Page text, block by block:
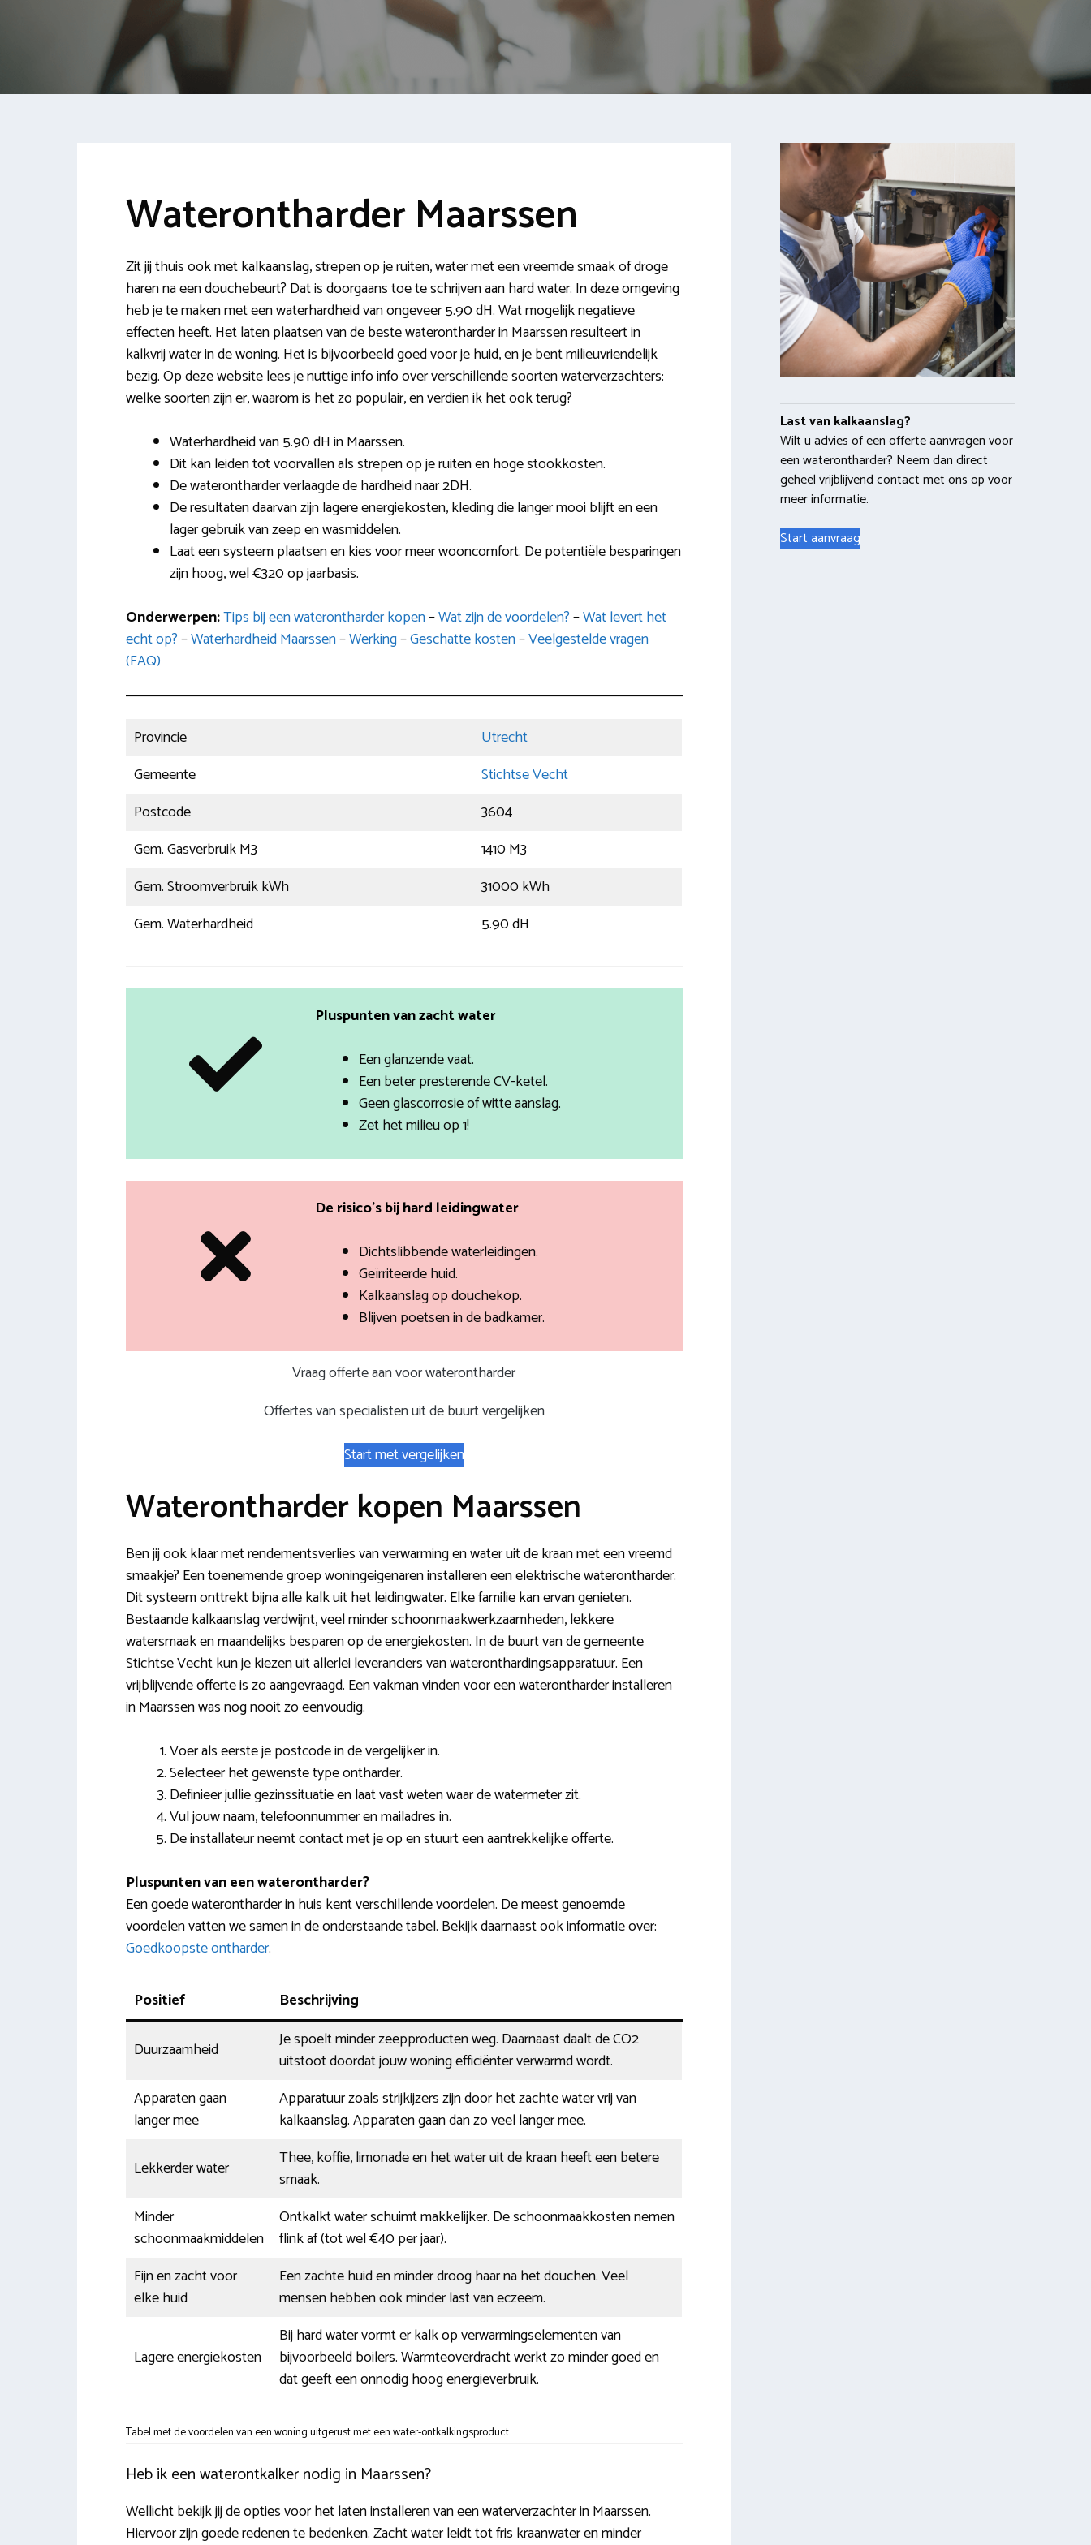
Waterontharder Maarssen
Zit jij thuis ook met kalkaanslag, strepen op je ruiten, water met een vreemde smaak of droge
haren na een douchebeurt? Dat is doorgaans toe te schrijven aan hard water. In deze omgeving
heb je te maken met een waterhardheid van ongeveer 5.90 dH. Wat mogelijk negatieve
effecten heeft. Het laten plaatsen van de beste waterontharder in Maarssen resulteert in
kalkvrij water in de woning. Het is bijvoorbeeld goed voor je huid, en je bent milieuvriendelijk
bezig. Op deze website lees je nuttige info info over verschillende soorten waterverzachters:
welke soorten zijn er, waarom is het zo populair, en verdien ik het ook terug?
Waterhardheid van 5.90 dH in Maarssen.
Dit kan leiden tot voorvallen als strepen op je ruiten en hoge stookkosten.
De waterontharder verlaagde de hardheid naar 2DH.
De resultaten daarvan zijn lagere energiekosten, kleding die langer mooi blijft en een
lager gebruik van zeep en wasmiddelen.
Laat een systeem plaatsen en kies voor meer wooncomfort. De potentiële besparingen
zijn hoog, wel €320 op jaarbasis.
Onderwerpen:Tips bij een waterontharder kopen–Wat zijn de voordelen?–Wat levert het
echt op?–Waterhardheid Maarssen–Werking–Geschatte kosten–Veelgestelde vragen
(FAQ)
Provincie
Utrecht
Gemeente
Stichtse Vecht
Postcode
3604
Gem. Gasverbruik M3
1410 M3
Gem. Stroomverbruik kWh
31000 kWh
Gem. Waterhardheid
5.90 dH
Pluspunten van zacht water
Een glanzende vaat.
Een beter presterende CV-ketel.
Geen glascorrosie of witte aanslag.
Zet het milieu op 1!
De risico’s bij hard leidingwater
Dichtslibbende waterleidingen.
Geïrriteerde huid.
Kalkaanslag op douchekop.
Blijven poetsen in de badkamer.
Vraag offerte aan voor waterontharder
Offertes van specialisten uit de buurt vergelijken
Start met vergelijken
Waterontharder kopen Maarssen
Ben jij ook klaar met rendementsverlies van verwarming en water uit de kraan met een vreemd
smaakje? Een toenemende groep woningeigenaren installeren een elektrische waterontharder.
Dit systeem onttrekt bijna alle kalk uit het leidingwater. Elke familie kan ervan genieten.
Bestaande kalkaanslag verdwijnt, veel minder schoonmaakwerkzaamheden, lekkere
watersmaak en maandelijks besparen op de energiekosten. In de buurt van de gemeente
Stichtse Vecht kun je kiezen uit allerleileveranciers van wateronthardingsapparatuur. Een
vrijblijvende offerte is zo aangevraagd. Een vakman vinden voor een waterontharder installeren
in Maarssen was nog nooit zo eenvoudig.
Voer als eerste je postcode in de vergelijker in.
Selecteer het gewenste type ontharder.
Definieer jullie gezinssituatie en laat vast weten waar de watermeter zit.
Vul jouw naam, telefoonnummer en mailadres in.
De installateur neemt contact met je op en stuurt een aantrekkelijke offerte.
Pluspunten van een waterontharder?
Een goede waterontharder in huis kent verschillende voordelen. De meest genoemde
voordelen vatten we samen in de onderstaande tabel. Bekijk daarnaast ook informatie over:
Goedkoopste ontharder.
Positief Beschrijving
Duurzaamheid
Je spoelt minder zeepproducten weg. Daarnaast daalt de CO2
uitstoot doordat jouw woning efficiënter verwarmd wordt.
Apparaten gaan
langer mee
Apparatuur zoals strijkijzers zijn door het zachte water vrij van
kalkaanslag. Apparaten gaan dan zo veel langer mee.
Lekkerder water
Thee, koffie, limonade en het water uit de kraan heeft een betere
smaak.
Minder
schoonmaakmiddelen
Ontkalkt water schuimt makkelijker. De schoonmaakkosten nemen
flink af (tot wel €40 per jaar).
Fijn en zacht voor
elke huid
Een zachte huid en minder droog haar na het douchen. Veel
mensen hebben ook minder last van eczeem.
Lagere energiekosten
Bij hard water vormt er kalk op verwarmingselementen van
bijvoorbeeld boilers. Warmteoverdracht werkt zo minder goed en
dat geeft een onnodig hoog energieverbruik.
Tabel met de voordelen van een woning uitgerust met een water-ontkalkingsproduct.
Heb ik een waterontkalker nodig in Maarssen?
Wellicht bekijk jij de opties voor het laten installeren van een waterverzachter in Maarssen.
Hiervoor zijn goede redenen te bedenken. Zacht water leidt tot fris kraanwater en minder
Last van kalkaanslag?
Wilt u advies of een offerte aanvragen voor
een waterontharder? Neem dan direct
geheel vrijblijvend contact met ons op voor
meer informatie.
Start aanvraag